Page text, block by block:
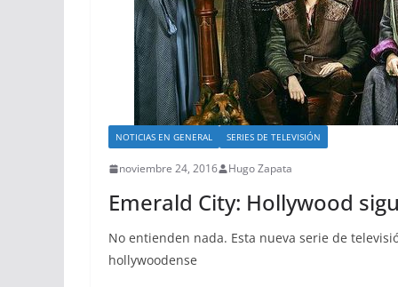
NOTICIAS EN GENERAL SERIES DE TELEVISIÓN
noviembre 24, 2016 Hugo Zapata
Emerald City: Hollywood
No entienden nada. Esta nueva serie de
hollywoodense